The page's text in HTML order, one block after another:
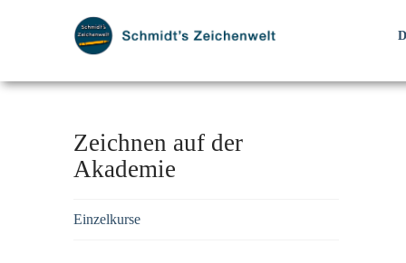
Zeichnen auf der
Akademie
Einzelkurse